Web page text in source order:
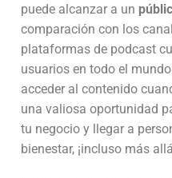
puede alcanzar a un
comparación con los
plataformas de podcast
usuarios en todo el
acceder al contenido
una valiosa oportunidad
tu negocio y llegar a
bienestar, ¡incluso más